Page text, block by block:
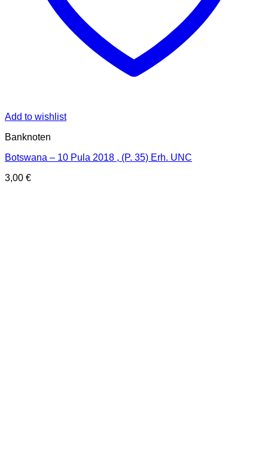
Add to wishlist
Banknoten
Botswana – 10 Pula 2018 , (P. 35) Erh. UNC
3,00 €